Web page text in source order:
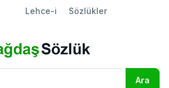
Lehce-i Sözlükler